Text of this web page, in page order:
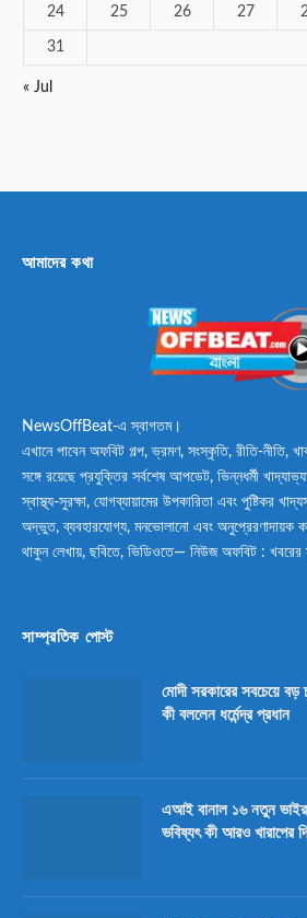
24 25 26 27
31
« Jul
আমাদের কথা
NewsOffBeat-এ স্বাগতম।
এখানে পাবেন অফবিট গল্প, ভ্রমণ, সংস্কৃতি, রীতি-নীতি,
সঙ্গে রয়েছে প্রযুক্তির সর্বশেষ আপডেট, ভিন্নধর্মী
স্বাস্থ্য-সুরক্ষা, যোগব্যায়ামের উপকারিতা এবং পুষ্টিকর
অদ্ভুত, ব্যবহারযোগ্য, মনভোলানো এবং অনুপ্রেরণাদায়ক
থাকুন লেখায়, ছবিতে, ভিডিওতে— নিউজ অফবিট : খবরের
সাম্প্রতিক পোস্ট
মোদী সরকারের সবচেয়ে বড়
কী বললেন ধর্মেন্দ্র প্রধান
এআই বানাল ১৬ নতুন
ভবিষ্যৎ কী আরও খারাপের